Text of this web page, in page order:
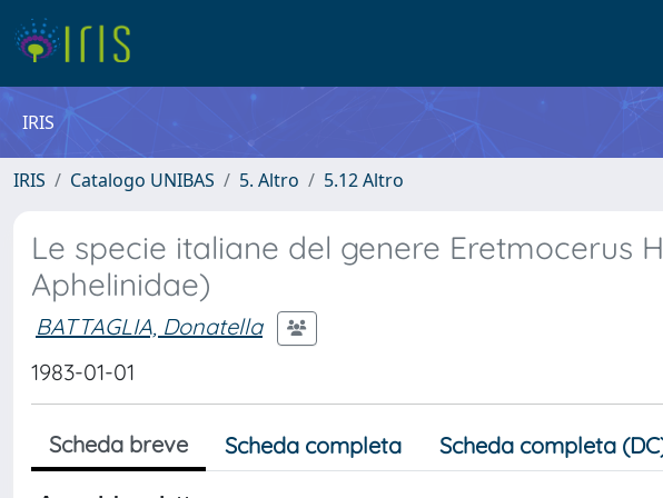
IRIS
IRIS Catalogo UNIBAS 5. Altro 5.12 Altro
Le specie italiane del genere Eretmocerus
Aphelinidae)
BATTAGLIA, Donatella
1983-01-01
Scheda breve Scheda completa Scheda completa